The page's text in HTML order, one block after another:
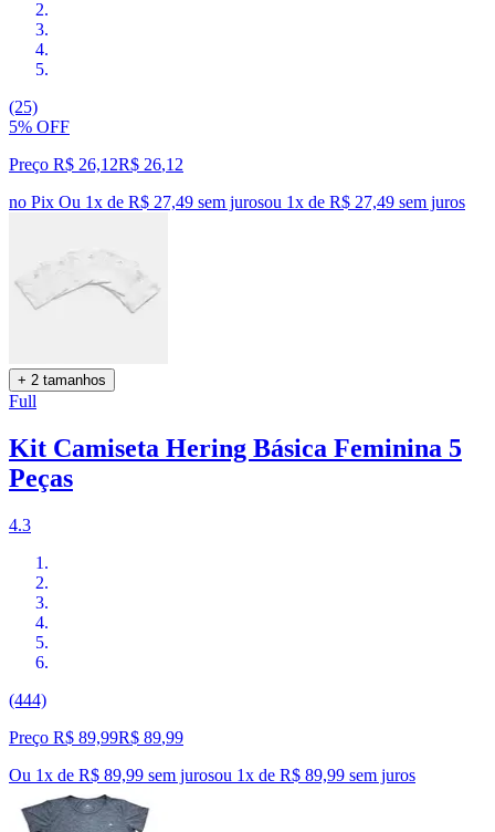
(25)
5% OFF
Preço R$ 26,12R$ 26,12
no Pix Ou 1x de R$ 27,49 sem jurosou 1x de R$ 27,49 sem juros
+ 2 tamanhos
Full
Kit Camiseta Hering Básica Feminina 5
Peças
4.3
(444)
Preço R$ 89,99R$ 89,99
Ou 1x de R$ 89,99 sem jurosou 1x de R$ 89,99 sem juros